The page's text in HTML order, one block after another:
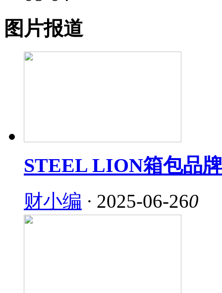
图片报道
STEEL LION箱包品
财小编 · 2025-06-260